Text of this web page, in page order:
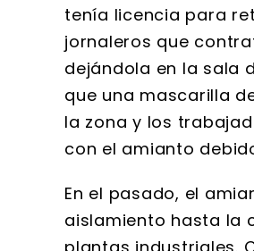
tenía licencia para
jornaleros que
dejándola en la sala
que una mascarilla
la zona y los
con el amianto
En el pasado, el
aislamiento hasta la